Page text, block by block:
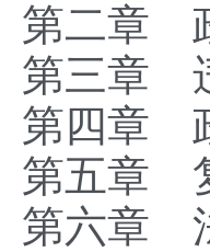
第二章
第三章
第四章
第五章
第六章